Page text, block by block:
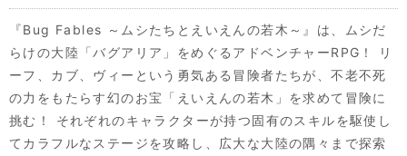
『Bug Fables ～ムシたちとえいえんの若木～』は、ムシだ
らけの大陸「バグアリア」をめぐるアドベンチャーRPG！ リ
ーフ、カブ、ヴィーという勇気ある冒険者たちが、不老不死
の力をもたらす幻のお宝「えいえんの若木」を求めて冒険に
挑む！ それぞれのキャラクターが持つ固有のスキルを駆使し
てカラフルなステージを攻略し、広大な大陸の隅々まで探索